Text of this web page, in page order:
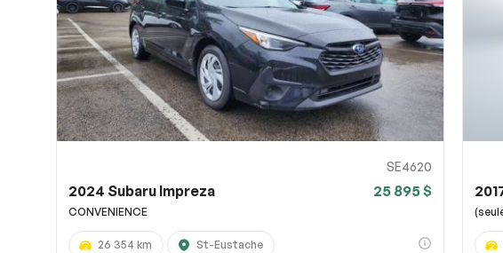
SE4620
2024 Subaru Impreza 25 895 $
CONVENIENCE
26 354 km St-Eustache